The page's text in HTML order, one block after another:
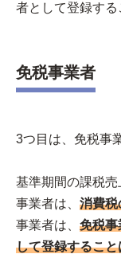
者として登録する
免税事業者
3つ目は、免税事
基準期間の課税
事業者は、 消費税
事業者は、 免税事
して登録するこ